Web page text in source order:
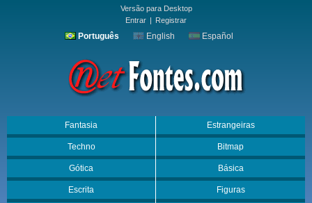
Versão para Desktop
Entrar | Registrar
Português English Español
Fantasia Estrangeiras
Techno Bitmap
Gótica Básica
Escrita Figuras